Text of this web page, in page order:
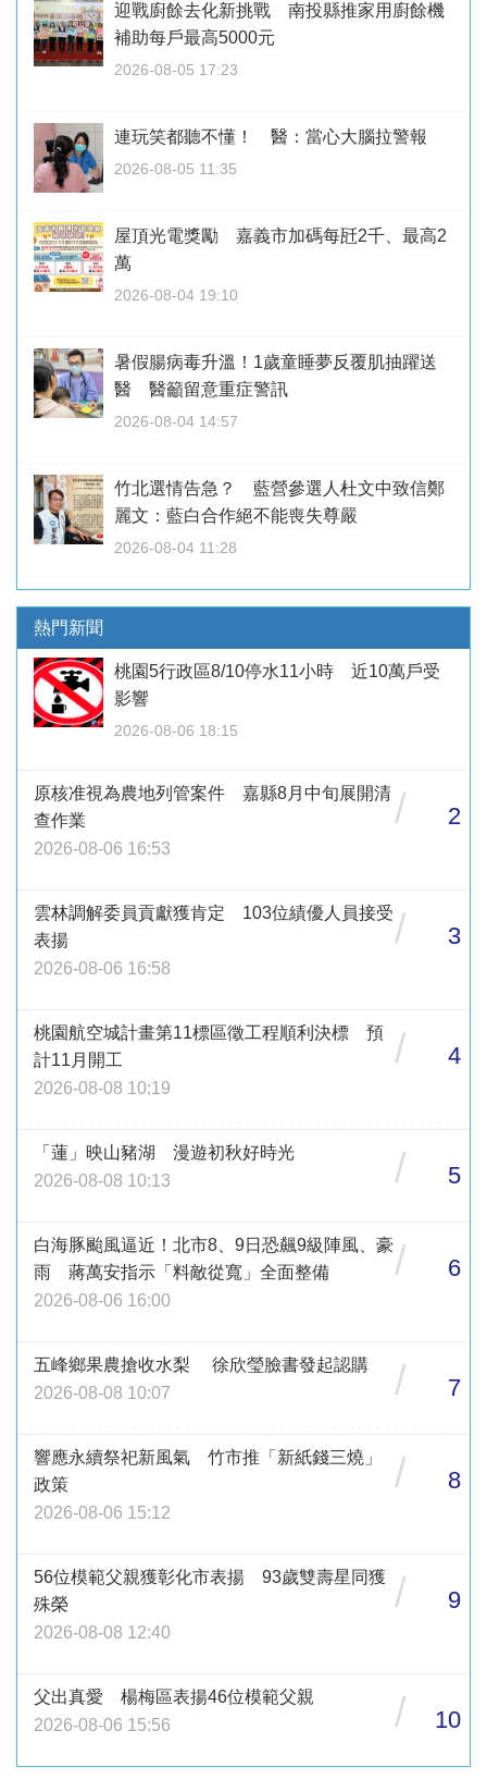
迎戰廚餘去化新挑戰 南投縣推家用廚餘機
補助每戶最高5000元
2026-08-05 17:23
連玩笑都聽不懂！ 醫：當心大腦拉警報
2026-08-05 11:35
屋頂光電獎勵 嘉義市加碼每瓩2千、最高2
萬
2026-08-04 19:10
暑假腸病毒升溫！1歲童睡夢反覆肌抽躍送
醫 醫籲留意重症警訊
2026-08-04 14:57
竹北選情告急？ 藍營參選人杜文中致信鄭
麗文：藍白合作絕不能喪失尊嚴
2026-08-04 11:28
熱門新聞
桃園5行政區8/10停水11小時 近10萬戶受
影響
2026-08-06 18:15
原核准視為農地列管案件 嘉縣8月中旬展開清
查作業
2026-08-06 16:53
/ 2
雲林調解委員貢獻獲肯定 103位績優人員接受
表揚
2026-08-06 16:58
/ 3
桃園航空城計畫第11標區徵工程順利決標 預
計11月開工
2026-08-08 10:19
/ 4
「蓮」映山豬湖 漫遊初秋好時光
2026-08-08 10:13
/ 5
白海豚颱風逼近！北市8、9日恐飆9級陣風、豪
雨 蔣萬安指示「料敵從寬」全面整備
2026-08-06 16:00
/ 6
五峰鄉果農搶收水梨 徐欣瑩臉書發起認購
2026-08-08 10:07
/ 7
響應永續祭祀新風氣 竹市推「新紙錢三燒」
政策
2026-08-06 15:12
/ 8
56位模範父親獲彰化市表揚 93歲雙壽星同獲
殊榮
2026-08-08 12:40
/ 9
父出真愛 楊梅區表揚46位模範父親
2026-08-06 15:56
/ 10